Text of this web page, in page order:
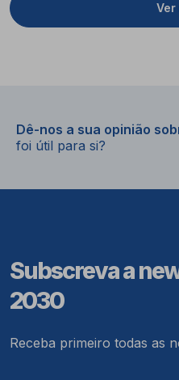
Ver
Dê-nos a sua opinião
foi útil para si?
Subscreva a
2030
Receba primeiro todas as